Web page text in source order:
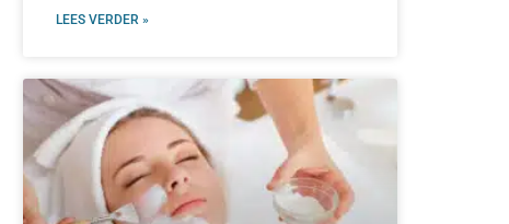
LEES VERDER »